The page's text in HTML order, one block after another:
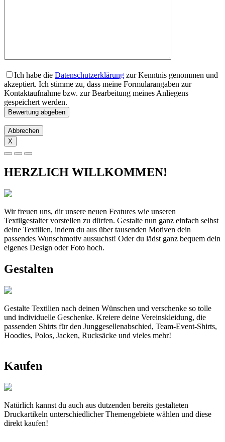
Ich habe die Datenschutzerklärung zur Kenntnis genommen und
akzeptiert. Ich stimme zu, dass meine Formularangaben zur
Kontaktaufnahme bzw. zur Bearbeitung meines Anliegens
gespeichert werden.
Abbrechen
X
HERZLICH WILLKOMMEN!
Wir freuen uns, dir unsere neuen Features wie unseren
Textilgestalter vorstellen zu dürfen. Gestalte nun ganz einfach selbst
deine Textilien, indem du aus über tausenden Motiven dein
passendes Wunschmotiv aussuchst! Oder du lädst ganz bequem dein
eigenes Design oder Foto hoch.
Gestalten
Gestalte Textilien nach deinen Wünschen und verschenke so tolle
und individuelle Geschenke. Kreiere deine Vereinskleidung, die
passenden Shirts für den Junggesellenabschied, Team-Event-Shirts,
Hoodies, Polos, Jacken, Rucksäcke und vieles mehr!
Kaufen
Natürlich kannst du auch aus dutzenden bereits gestalteten
Druckartikeln unterschiedlicher Themengebiete wählen und diese
direkt kaufen!